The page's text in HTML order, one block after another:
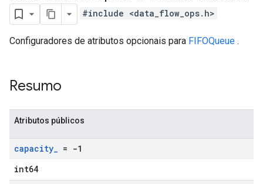
#include <data_flow_ops.h>
Configuradores de atributos opcionais para FIFOQueue .
Resumo
Atributos públicos
capacity_ = -1
int64